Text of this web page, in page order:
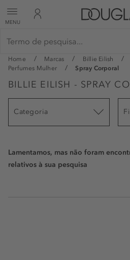
MENU
Home Marcas Billie Eilish
Perfumes Mulher
Spray Corporal
BILLIE EILISH - SPRAY
Categoria
Lamentamos, mas não foram
relativos à sua pesquisa